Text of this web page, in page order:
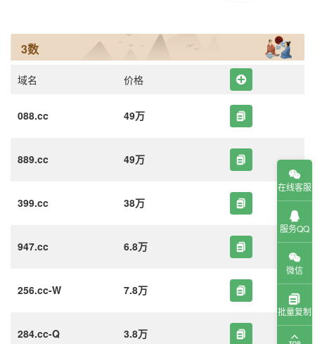
3数
域名 价格
088.cc 49万
889.cc 49万
399.cc 38万
947.cc 6.8万
256.cc-W 7.8万
284.cc-Q 3.8万
在线客服
服务QQ
微信
批量复制